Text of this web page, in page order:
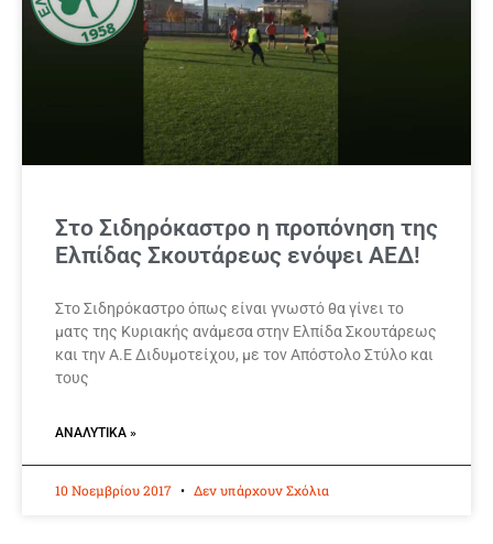
Στο Σιδηρόκαστρο η προπόνηση της
Ελπίδας Σκουτάρεως ενόψει ΑΕΔ!
Στο Σιδηρόκαστρο όπως είναι γνωστό θα γίνει το
ματς της Κυριακής ανάμεσα στην Ελπίδα Σκουτάρεως
και την Α.Ε Διδυμοτείχου, με τον Απόστολο Στύλο και
τους
ΑΝΑΛΥΤΙΚΆ »
10 Νοεμβρίου 2017 Δεν υπάρχουν Σχόλια